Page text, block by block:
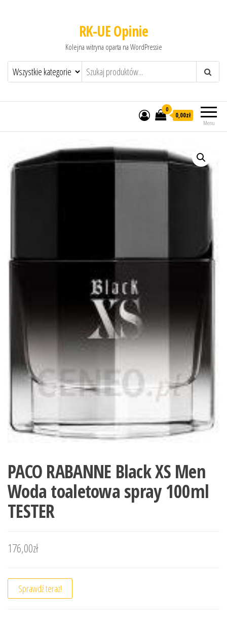
RK-UE Opinie
Kolejna witryna oparta na WordPressie
Menu
0
0,00zł
PACO RABANNE Black XS Men
Woda toaletowa spray 100ml
TESTER
176,00zł
Sprawdź teraz!